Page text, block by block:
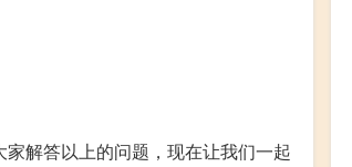
解答以上的问题，现在让我们一起